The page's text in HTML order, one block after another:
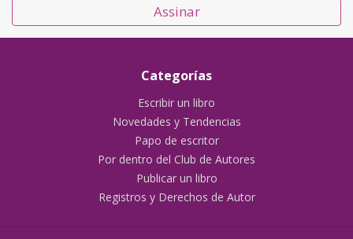
Assinar
Categorías
Escribir un libro
Novedades y Tendencias
Papo de escritor
Por dentro del Club de Autores
Publicar un libro
Registros y Derechos de Autor